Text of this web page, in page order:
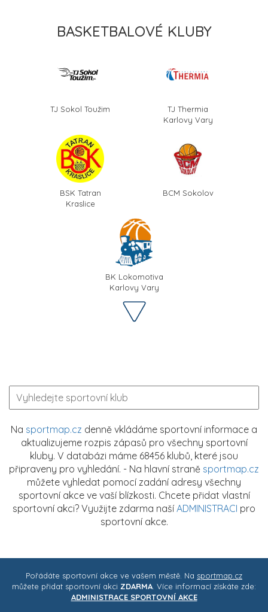
BASKETBALOVÉ KLUBY
TJ Sokol Toužim
TJ Thermia
Karlovy Vary
BSK Tatran
Kraslice
BCM Sokolov
BK Lokomotiva
Karlovy Vary
Na sportmap.cz denně vkládáme sportovní informace a
aktualizujeme rozpis zápasů pro všechny sportovní
kluby. V databázi máme 68456 klubů, které jsou
připraveny pro vyhledání. - Na hlavní straně sportmap.cz
můžete vyhledat pomocí zadání adresy všechny
sportovní akce ve vaší blízkosti. Chcete přidat vlastní
sportovní akci? Využijte zdarma naší ADMINISTRACI pro
sportovní akce.
Pořádáte sportovní akce ve vašem městě. Na sportmap.cz
můžete přidat sportovní akci ZDARMA . Více informací získáte zde:
ADMINISTRACE SPORTOVNÍ AKCE